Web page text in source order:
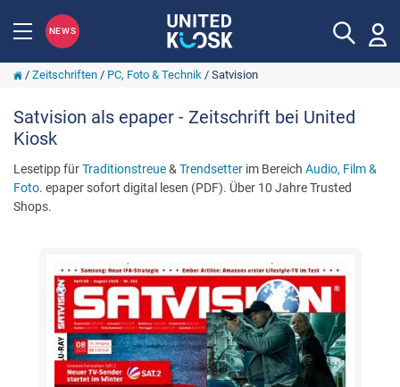
NEWS
/ Zeitschriften/ PC, Foto & Technik/ Satvision
Satvision als epaper - Zeitschrift bei United
Kiosk
Lesetipp fürTraditionstreue& Trendsetter im Bereich Audio, Film &
Foto. epaper sofort digital lesen (PDF). Über 10 Jahre Trusted
Shops.